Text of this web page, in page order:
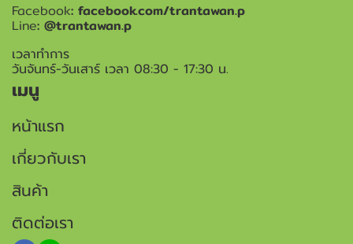
Facebook: facebook.com/trantawan.p
Line: @trantawan.p
เวลาทำการ
วันจันทร์-วันเสาร์ เวลา 08:30 - 17:30 น.
เมนู
หน้าแรก
เกี่ยวกับเรา
สินค้า
ติดต่อเรา